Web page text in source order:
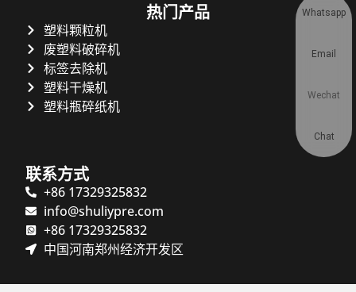
热门产品
塑料颗粒机
废塑料破碎机
标签去除机
塑料干燥机
塑料瓶碎纸机
联系方式
+86 17329325832
info@shuliypre.com
+86 17329325832
中国河南郑州经济开发区
Whatsapp
Email
Wechat
Chat